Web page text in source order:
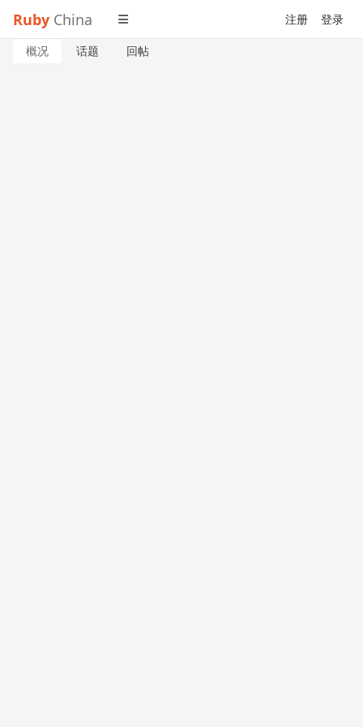
Ruby China 注册 登录
概况 话题 回帖